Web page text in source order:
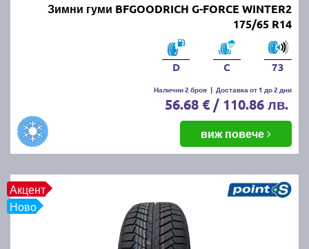
Зимни гуми BFGOODRICH G-FORCE WINTER2
175/65 R14
D C 73
Налични 2 броя | Доставка от 1 до 2 дни
56.68 € / 110.86 лв.
виж повече
Акцент
Ново